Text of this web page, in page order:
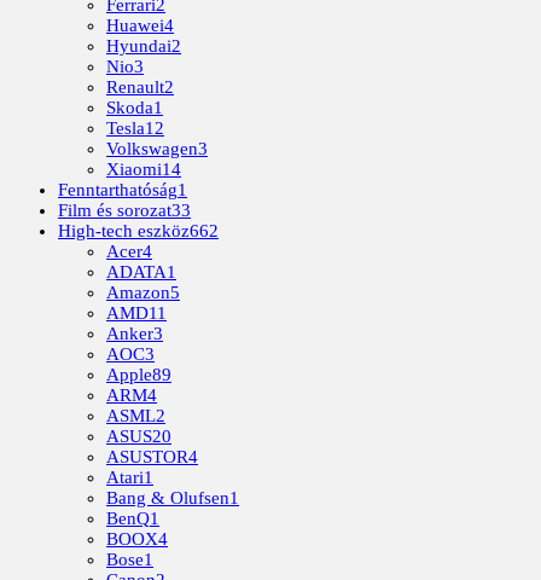
Ferrari2
Huawei4
Hyundai2
Nio3
Renault2
Skoda1
Tesla12
Volkswagen3
Xiaomi14
Fenntarthatóság1
Film és sorozat33
High-tech eszköz662
Acer4
ADATA1
Amazon5
AMD11
Anker3
AOC3
Apple89
ARM4
ASML2
ASUS20
ASUSTOR4
Atari1
Bang & Olufsen1
BenQ1
BOOX4
Bose1